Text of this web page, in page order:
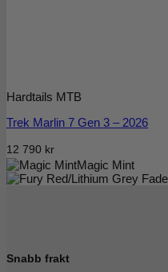
Magic Mint
Hardtails MTB
Trek Marlin 7 Gen 3 – 2026
12 790 kr
Snabb frakt